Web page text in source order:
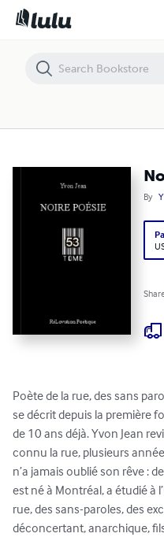
By
Poète de la rue, des sans
se décrit depuis la première
de 10 ans déjà. Yvon Jean
connu la rue, plusieurs
n’a jamais oublié son rêve :
est né à Montréal, a étudié à
rue, des sans-paroles, des
déconcertant, anarchique,
Noire Poésie Tome 53